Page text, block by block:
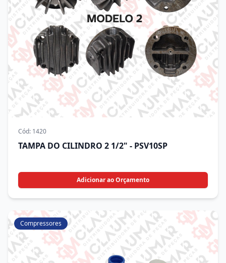
Cód: 1420
TAMPA DO CILINDRO 2 1/2" - PSV10SP
Adicionar ao Orçamento
Compressores